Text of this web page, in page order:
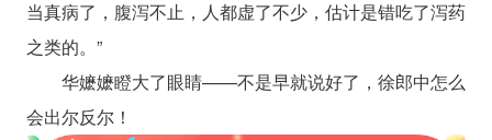
当真病了，腹泻不止，人都虚了不少，估计是错吃了泻药
之类的。”
华嬷嬷瞪大了眼睛——不是早就说好了，徐郎中怎么
会出尔反尔！